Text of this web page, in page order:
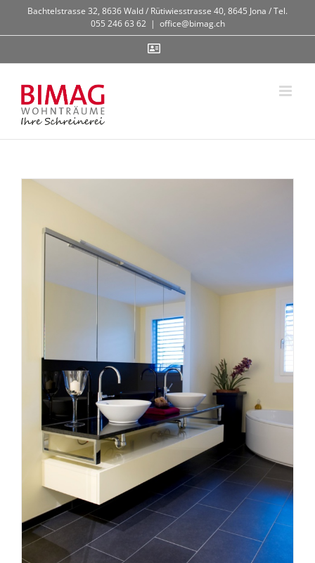
springen
Bachtelstrasse 32, 8636 Wald / Rütiwiesstrasse 40, 8645 Jona / Tel.
055 246 63 62 | office@bimag.ch
Contact
Bad 10